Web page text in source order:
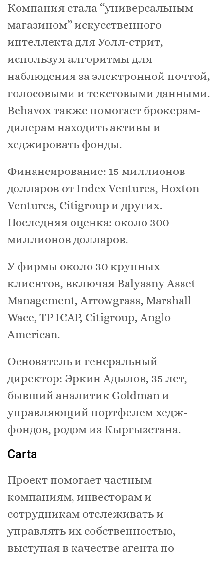
Компания стала “универсальным
магазином” искусственного
интеллекта для Уолл-стрит,
используя алгоритмы для
наблюдения за электронной почтой,
голосовыми и текстовыми данными.
Behavox также помогает брокерам-
дилерам находить активы и
хеджировать фонды.
Финансирование: 15 миллионов
долларов от Index Ventures, Hoxton
Ventures, Citigroup и других.
Последняя оценка: около 300
миллионов долларов.
У фирмы около 30 крупных
клиентов, включая Balyasny Asset
Management, Arrowgrass, Marshall
Wace, TP ICAP, Citigroup, Anglo
American.
Основатель и генеральный
директор: Эркин Адылов, 35 лет,
бывший аналитик Goldman и
управляющий портфелем хедж-
фондов, родом из Кыргызстана.
Carta
Проект помогает частным
компаниям, инвесторам и
сотрудникам отслеживать и
управлять их собственностью,
выступая в качестве агента по